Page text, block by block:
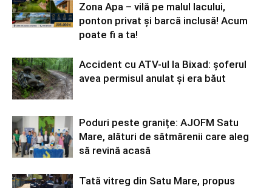
Zona Apa – vilă pe malul lacului,
ponton privat și barcă inclusă! Acum
poate fi a ta!
Accident cu ATV-ul la Bixad: șoferul
avea permisul anulat și era băut
Poduri peste granițe: AJOFM Satu
Mare, alături de sătmărenii care aleg
să revină acasă
Tată vitreg din Satu Mare, propus